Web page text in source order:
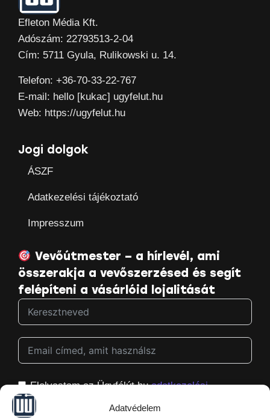
Adatvédelem
Efleton Média Kft.
Adószám: 22793513-2-04
Cím: 5711 Gyula, Rulikowski u. 14.
Telefon: +36-70-33-22-767
E-mail: hello [kukac] ugyfelut.hu
Web: https://ugyfelut.hu
Jogi dolgok
ÁSZF
Adatkezelési tájékoztató
Impresszum
Vevőútmester – a hírlevél, ami
összerakja a vevőszerzésed és segít
felépíteni a vásárlóid lojalitását
Elolvastam az Ügyfélút.huadatkezelési
tájékoztatóját
, és hozzájárulok ahhoz, hogy